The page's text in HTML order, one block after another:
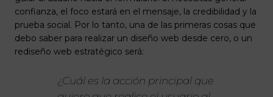
confianza, el foco estará en el mensaje, la credibilidad y la
prueba social. Por lo tanto, una de las primeras cosas que
debo saber para realizar un diseño web desde cero, o un
rediseño web estratégico será:
¿Cuál es la acción principal que